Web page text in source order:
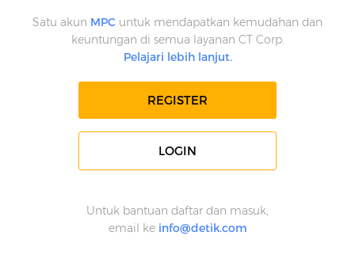
Satu akun MPC untuk mendapatkan kemudahan dan
keuntungan di semua layanan CT Corp.
Pelajari lebih lanjut.
REGISTER
LOGIN
Untuk bantuan daftar dan masuk,
email ke info@detik.com